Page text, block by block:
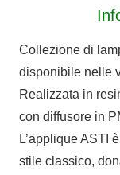
Collezione di
disponibile nelle
Realizzata in
con diffusore in
L’applique ASTI
stile classico,